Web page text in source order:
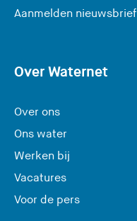
Aanmelden nieuwsbrief(
Over Waternet
Over ons
Ons water
Werken bij
Vacatures
Voor de pers